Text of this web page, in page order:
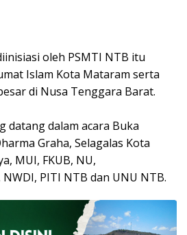
oleh PSMTI NTB itu
Islam Kota Mataram serta
di Nusa Tenggara Barat.
datang dalam acara Buka
Graha, Selagalas Kota
MUI, FKUB, NU,
PITI NTB dan UNU NTB.